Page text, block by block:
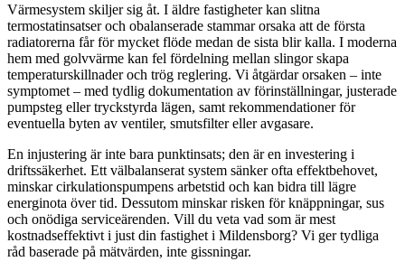
Värmesystem skiljer sig åt. I äldre fastigheter kan slitna
termostatinsatser och obalanserade stammar orsaka att de första
radiatorerna får för mycket flöde medan de sista blir kalla. I moderna
hem med golvvärme kan fel fördelning mellan slingor skapa
temperaturskillnader och trög reglering. Vi åtgärdar orsaken – inte
symptomet – med tydlig dokumentation av förinställningar, justerade
pumpsteg eller tryckstyrda lägen, samt rekommendationer för
eventuella byten av ventiler, smutsfilter eller avgasare.
En injustering är inte bara punktinsats; den är en investering i
driftssäkerhet. Ett välbalanserat system sänker ofta effektbehovet,
minskar cirkulationspumpens arbetstid och kan bidra till lägre
energinota över tid. Dessutom minskar risken för knäppningar, sus
och onödiga serviceärenden. Vill du veta vad som är mest
kostnadseffektivt i just din fastighet i Mildensborg? Vi ger tydliga
råd baserade på mätvärden, inte gissningar.